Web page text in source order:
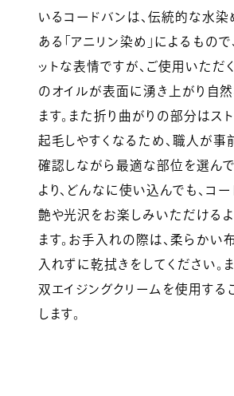
いるコードバンは、伝統的な水
ある「アニリン染め」によるもの
ットな表情ですが、ご使用いただ
のオイルが表面に湧き上がり自
ます。また折り曲がりの部分はス
起毛しやすくなるため、職人が事
確認しながら最適な部位を選んで
より、どんなに使い込んでも、コ
艶や光沢をお楽しみいただける
ます。お手入れの際は、柔らかい
入れずに乾拭きをしてください。
双エイジングクリームを使用する
します。